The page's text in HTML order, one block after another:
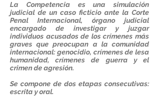
La Competencia es una simulación
judicial de un caso ficticio ante la Corte
Penal Internacional, órgano judicial
encargado de investigar y juzgar
individuos acusados de los crímenes más
graves que preocupan a la comunidad
internacional: genocidio, crímenes de lesa
humanidad, crímenes de guerra y el
crimen de agresión.
Se compone de dos etapas consecutivas:
escrita y oral.